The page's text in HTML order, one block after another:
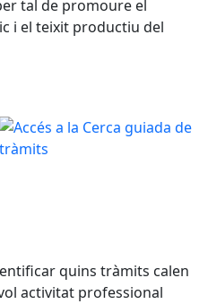
tal de promoure el
i el teixit productiu del
quins tràmits calen
activitat professional